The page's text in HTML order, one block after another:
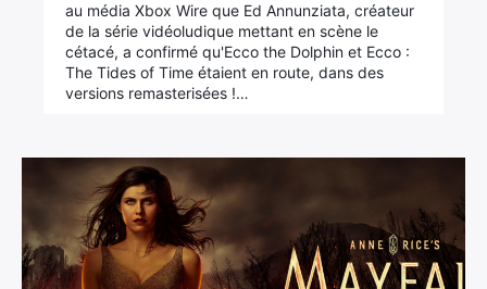
au média Xbox Wire que Ed Annunziata, créateur
de la série vidéoludique mettant en scène le
cétacé, a confirmé qu'Ecco the Dolphin et Ecco :
The Tides of Time étaient en route, dans des
versions remasterisées !…